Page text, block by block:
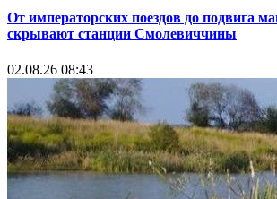
От императорских поездов до подвига
скрывают станции Смолевиччины
02.08.26 08:43